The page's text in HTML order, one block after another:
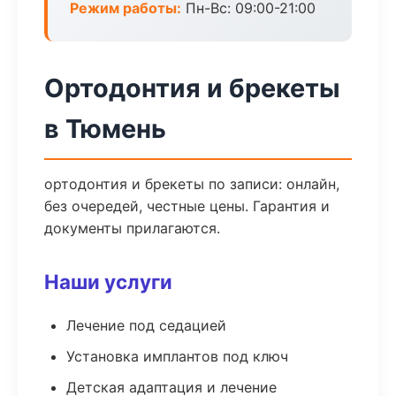
Режим работы: Пн-Вс: 09:00-21:00
Ортодонтия и брекеты
в Тюмень
ортодонтия и брекеты по записи: онлайн,
без очередей, честные цены. Гарантия и
документы прилагаются.
Наши услуги
Лечение под седацией
Установка имплантов под ключ
Детская адаптация и лечение